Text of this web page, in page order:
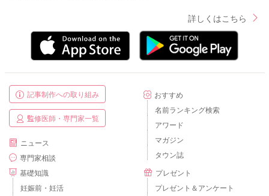
詳しくはこちら
記事制作への取り組み
監修医師・専門家一覧
ニュース
専門家相談
基礎知識
妊娠前・妊活
おすすめ
名前ランキング検索
アワード
マガジン
タウン誌
プレゼント
プレゼント＆アンケート